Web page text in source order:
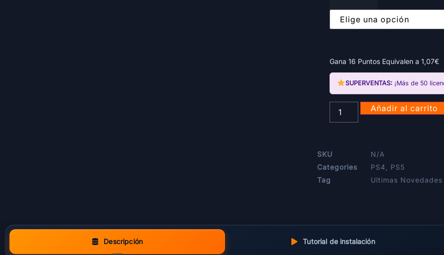
Gana 16 Puntos Equivalen a 1,07€
SUPERVENTAS: ¡Más de 50
Añadir al carrito
SKU
N/A
Categories
PS4
PS5
Tag
Ultimas Novedades
Descripción Tutorial de instalación